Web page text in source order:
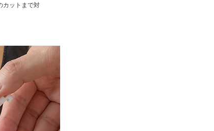
カットまで対